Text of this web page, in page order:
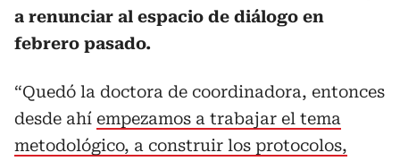
a renunciar al espacio de diálogo en
febrero pasado.
“Quedó la doctora de coordinadora, entonces
desde ahí empezamos a trabajar el tema
metodológico, a construir los protocolos,